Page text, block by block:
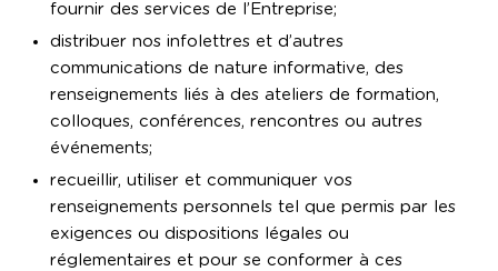
fournir des services de l’Entreprise;
distribuer nos infolettres et d’autres
communications de nature informative, des
renseignements liés à des ateliers de formation,
colloques, conférences, rencontres ou autres
événements;
recueillir, utiliser et communiquer vos
renseignements personnels tel que permis par les
exigences ou dispositions légales ou
réglementaires et pour se conformer à ces